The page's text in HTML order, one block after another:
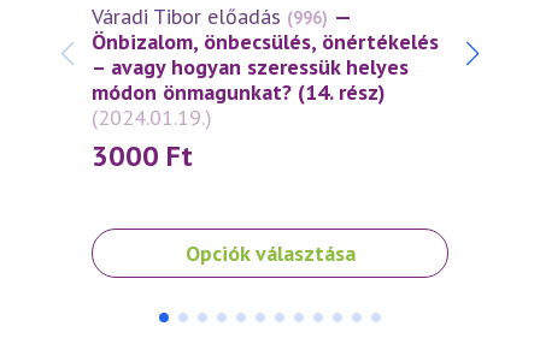
Váradi Tibor előadás (996) —
Önbizalom, önbecsülés, önértékelés
– avagy hogyan szeressük helyes
módon önmagunkat? (14. rész)
(2024.01.19.)
3000 Ft
Opciók választása
Ennek
a